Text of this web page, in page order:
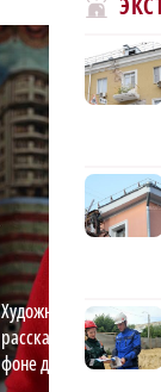
Художница-дизайнер
рассказала, как
фоне других